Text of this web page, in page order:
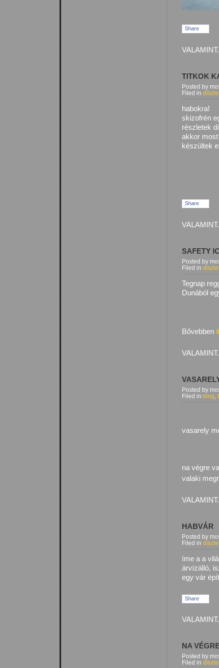
Share
TITKOK
Posted by
Filed in
habokra!
skizofrén
részletek
akkor
készültek
Share
SAFETY
Posted by
Filed in
Tegnap
Dunából
Bővebben
Posted by
Filed in blog,
vasarely
na végre
valaki
HABVÁR
Posted by
Filed in
íme a a
árvízálló,
egy vár
Share
NA
Posted by
Filed in